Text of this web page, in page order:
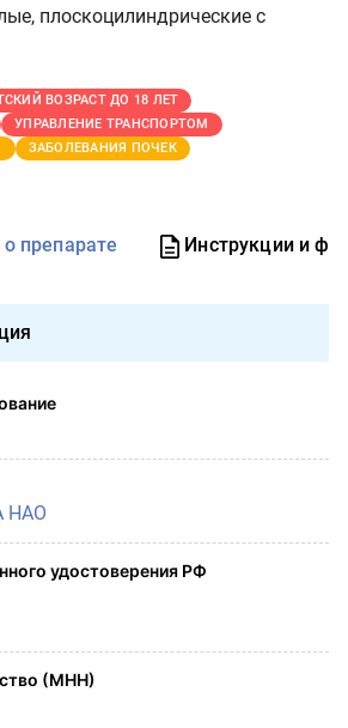
плоскоцилиндрические с
ВОЗРАСТ ДО 18 ЛЕТ
УПРАВЛЕНИЕ ТРАНСПОРТОМ
ЗАБОЛЕВАНИЯ ПОЧЕК
препарате Инструкции и
НАО
удостоверения РФ
(МНН)